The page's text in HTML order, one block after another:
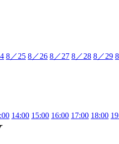
8／25 8／26 8／27 8／28 8／29
14:00 15:00 16:00 17:00 18:00